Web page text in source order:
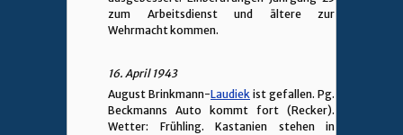
zum Arbeitsdienst und ältere zur
Wehrmacht kommen.
16. April 1943
August Brinkmann-Laudiek ist gefallen. Pg.
Beckmanns Auto kommt fort (Recker).
Wetter: Frühling. Kastanien stehen in